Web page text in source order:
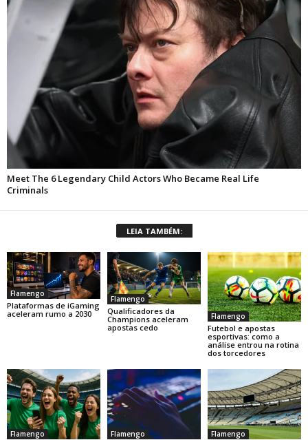
LEIA TAMBÉM:
Flamengo
Plataformas de iGaming
aceleram rumo a 2030
Flamengo
Qualificadores da
Champions aceleram
apostas cedo
Flamengo
Futebol e apostas
esportivas: como a
análise entrou na rotina
dos torcedores
Flamengo Flamengo Flamengo